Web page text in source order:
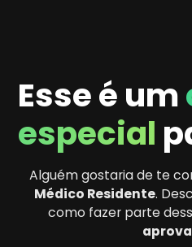
Esse é um
especial
Alguém gostaria de te
Médico Residente.
como fazer parte